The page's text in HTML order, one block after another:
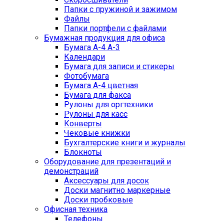
Папки с пружиной и зажимом
Файлы
Папки портфели с файлами
Бумажная продукция для офиса
Бумага А-4 А-3
Календари
Бумага для записи и стикеры
Фотобумага
Бумага А-4 цветная
Бумага для факса
Рулоны для оргтехники
Рулоны для касс
Конверты
Чековые книжки
Бухгалтерские книги и журналы
Блокноты
Оборудование для презентаций и
демонстраций
Аксессуары для досок
Доски магнитно маркерные
Доски пробковые
Офисная техника
Телефоны